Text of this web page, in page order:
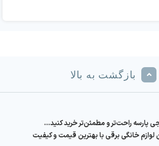
بازگشت به بالا
پارسه راحت‌تر و مطمئن‌تر خرید کنید…
لوازم خانگی برقی با بهترین قیمت و کیفیت